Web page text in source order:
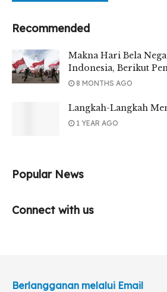
Recommended
Makna Hari Bela
Indonesia, Berikut
8 MONTHS AGO
Langkah-Langkah
1 YEAR AGO
Popular News
Connect with us
Berlangganan melalui Email